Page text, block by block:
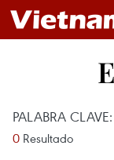
PALABRA CLAVE:
0 Resultado